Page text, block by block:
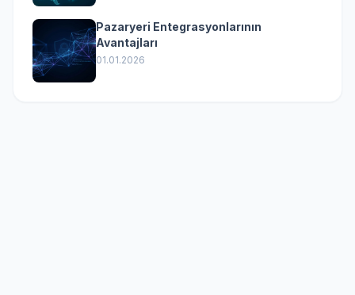
Pazaryeri Entegrasyonlarının
Avantajları
01.01.2026